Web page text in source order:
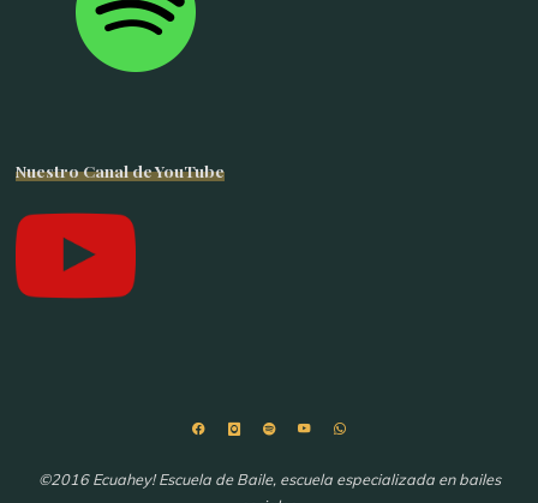
Nuestro Canal de YouTube
©2016 Ecuahey! Escuela de Baile, escuela especializada en bailes